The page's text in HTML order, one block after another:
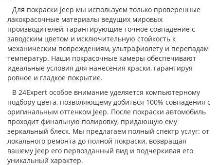
Для покраски Jeep мы используем только проверенные
лакокрасочные материалы ведущих мировых
производителей, гарантирующие точное совпадение с
заводским цветом и исключительную стойкость к
механическим повреждениям, ультрафиолету и перепадам
температур. Наши покрасочные камеры обеспечивают
идеальные условия для нанесения краски, гарантируя
ровное и гладкое покрытие.
В 24Expert особое внимание уделяется компьютерному
подбору цвета, позволяющему добиться 100% совпадения с
оригинальным оттенком Jeep. После покраски автомобиль
проходит финальную полировку, придающую ему
зеркальный блеск. Мы предлагаем полный спектр услуг: от
локального ремонта до полной покраски, возвращая
вашему Jeep его первозданный вид и подчеркивая его
уникальный характер.